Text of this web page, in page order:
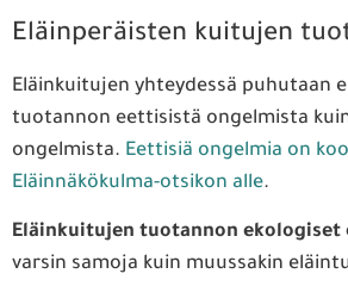
Eläinperäisten kuitujen
Eläinkuitujen yhteydessä puhutaan
tuotannon eettisistä ongelmista
ongelmista. Eettisiä ongelmia on
Eläinnäkökulma-otsikon alle.
Eläinkuitujen tuotannon ekologiset
varsin samoja kuin muussakin